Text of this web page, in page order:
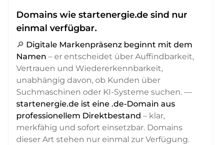
Domains wie startenergie.de sind nur
einmal verfügbar.
🔎 Digitale Markenpräsenz beginnt mit dem
Namen – er entscheidet über Auffindbarkeit,
Vertrauen und Wiedererkennbarkeit,
unabhängig davon, ob Kunden über
Suchmaschinen oder KI-Systeme suchen. —
startenergie.de ist eine .de-Domain aus
professionellem Direktbestand – klar,
merkfähig und sofort einsetzbar. Domains
dieser Art stehen nur einmal zur Verfügung.